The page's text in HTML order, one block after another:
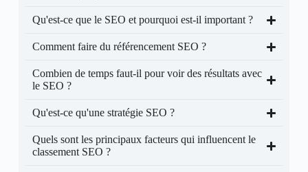
Qu'est-ce que le SEO et pourquoi est-il important ?
Comment faire du référencement SEO ?
Combien de temps faut-il pour voir des résultats avec
le SEO ?
Qu'est-ce qu'une stratégie SEO ?
Quels sont les principaux facteurs qui influencent le
classement SEO ?